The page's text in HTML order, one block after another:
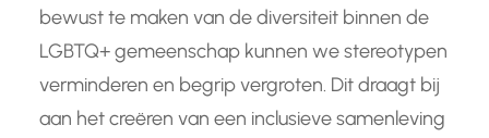
bewust te maken van de diversiteit binnen de
LGBTQ+ gemeenschap kunnen we stereotypen
verminderen en begrip vergroten. Dit draagt bij
aan het creëren van een inclusieve samenleving